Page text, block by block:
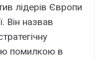
лідерів Європи
Він назвав
помилкою в